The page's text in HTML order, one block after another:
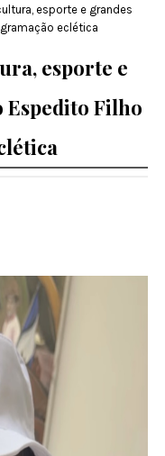
esporte e grandes
eclética
esporte e
Espedito Filho